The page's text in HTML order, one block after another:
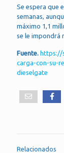
Se espera que
semanas,
máximo 1,1
se le impondrá
Fuente. https://
carga-con-su-
dieselgate
Relacionados